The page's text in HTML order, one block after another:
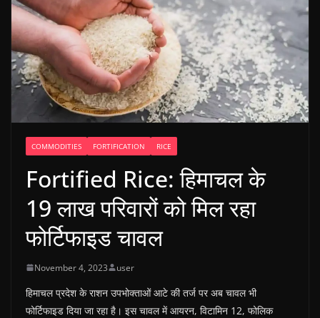
COMMODITIES FORTIFICATION RICE
Fortified Rice: हिमाचल के
19 लाख परिवारों को मिल रहा
फोर्टिफाइड चावल
November 4, 2023 user
हिमाचल प्रदेश के राशन उपभोक्ताओं आटे की तर्ज पर अब चावल भी
फोर्टिफाइड दिया जा रहा है। इस चावल में आयरन, विटामिन 12, फोलिक